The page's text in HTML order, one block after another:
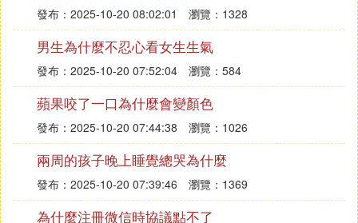
古人婚禮就是在晚上辦的（太陽下山），婚，黃昏開
始辦女嫁男娶之事！江浙遵循的古禮！
我們江蘇一帶，婚宴都安排在晚上，現在出現了男方
和女方一起辦，在同一個地點，在同一個飯店，在同
一個時間，下午在太陽沒有落山前，由紅娘接新娘到
男方，再後來，新娘在紅娘引領下，直奔飯店，准備
隆重的婚禮，晚上舉行婚宴談不上有什麼好處，成了
時尚 ，成了規律。
發布：2025-10-20 08:02:01 瀏覽：1328
男生為什麼不忍心看女生生氣
發布：2025-10-20 07:52:04 瀏覽：584
蘋果咬了一口為什麼會變顏色
發布：2025-10-20 07:44:38 瀏覽：1026
兩周的孩子晚上睡覺總哭為什麼
發布：2025-10-20 07:39:46 瀏覽：1369
為什麼注冊微信時協議點不了